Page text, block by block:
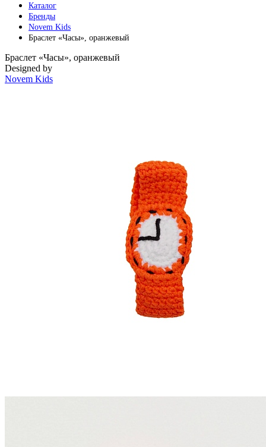
Каталог
Бренды
Novem Kids
Браслет «Часы», оранжевый
Браслет «Часы», оранжевый
Designed by
Novem Kids